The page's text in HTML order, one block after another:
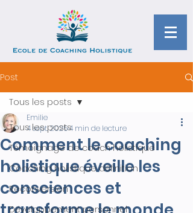
Post
Tous les posts
Témoignage de coach holistique
Coaching holistique définition
Reconversion
Développement personnel
Tous les posts
Comment le coaching
holistique éveille les
consciences et
Emilie
4 sept. 20254 min de lecture